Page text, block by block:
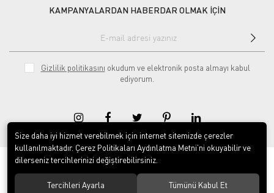
KAMPANYALARDAN HABERDAR OLMAK İÇİN
Gizlilik politikasını okudum ve elektronik posta almayı kabul
ediyorum.
© 2020Isg Tabelam. Tüm hakları saklıdır.
Size daha iyi hizmet verebilmek için internet sitemizde çerezler
kullanılmaktadır. Çerez Politikaları Aydınlatma Metni’ni okuyabilir ve
dilerseniz tercihlerinizi değiştirebilirsiniz.
Tercihleri Ayarla Tümünü Kabul Et